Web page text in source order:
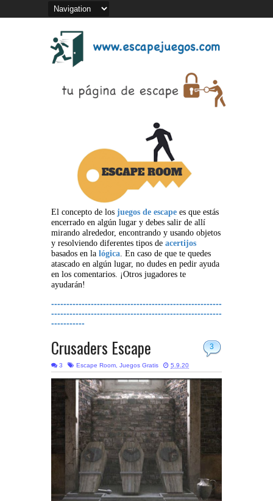
El concepto de los juegos de escape es que estás
encerrado en algún lugar y debes salir de allí
mirando alrededor, encontrando y usando objetos
y resolviendo diferentes tipos de acertijos
basados en la lógica. En caso de que te quedes
atascado en algún lugar, no dudes en pedir ayuda
en los comentarios. ¡Otros jugadores te
ayudarán!
--------------------------------------------------------
--------------------------------------------------------
-----------
3
Crusaders Escape
3 Escape Room, Juegos Gratis 5.9.20